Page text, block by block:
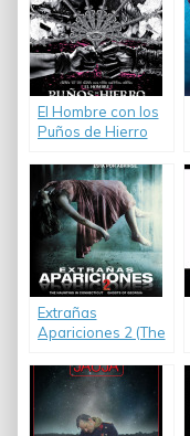
El Hombre con los
Puños de Hierro
Iron Fists)
Extrañas
Apariciones 2 (The
Connecticut 2:
Ghosts of Georgia)